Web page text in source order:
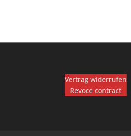
Vertrag widerrufen
Revoce contract